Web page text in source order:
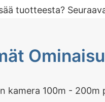
tuotteesta?